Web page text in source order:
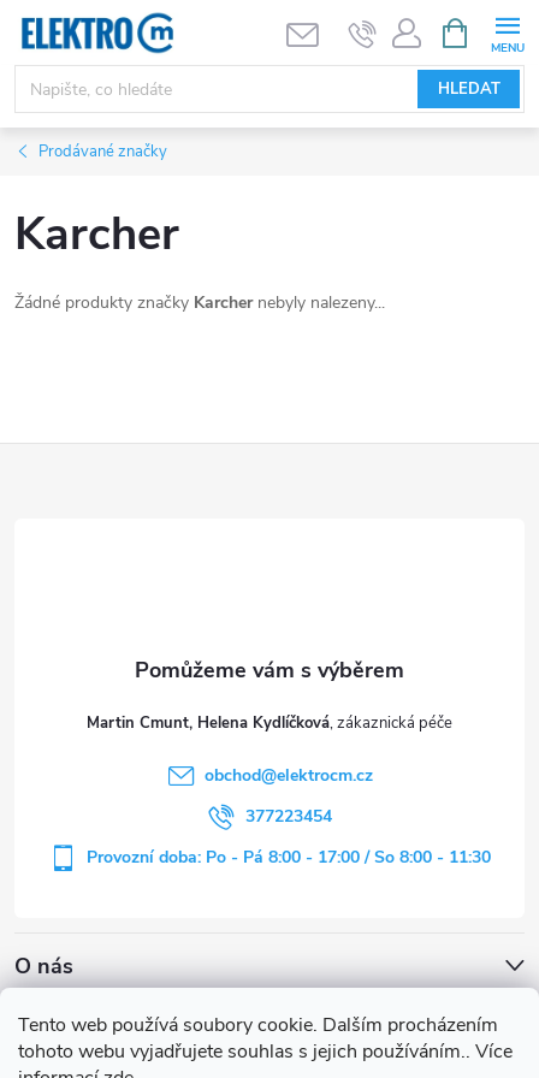
Tento web používá soubory cookie. Dalším procházením
tohoto webu vyjadřujete souhlas s jejich používáním.. Více
Přejít
obsah
HLEDAT
NÁKUPNÍ
KOŠÍK
Prodávané značky
Karcher
Žádné produkty značky Karchernebyly nalezeny...
O nás
Martin Cmunt, Helena Kydlíčková
obchod@elektrocm.cz
377223454
Provozní doba: Po - Pá 8:00 - 17:00 / So 8:00 - 11:30